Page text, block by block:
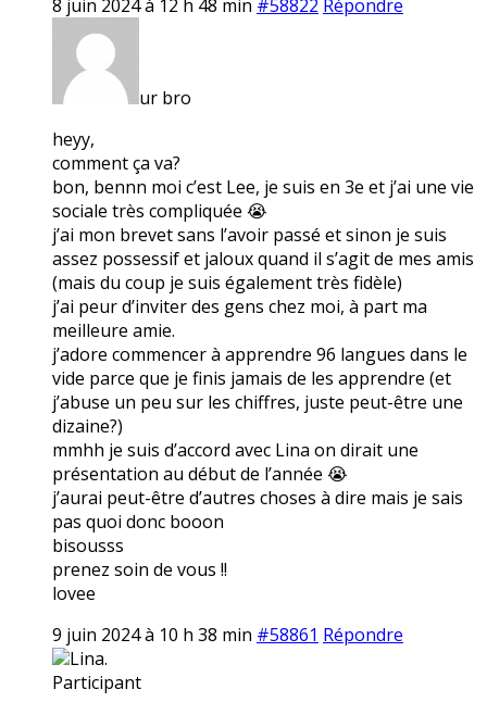
8 juin 2024 à 12 h 48 min #58822 Répondre
ur bro
heyy,
comment ça va?
bon, bennn moi c’est Lee, je suis en 3e et j’ai une vie
sociale très compliquée 😭
j’ai mon brevet sans l’avoir passé et sinon je suis
assez possessif et jaloux quand il s’agit de mes amis
(mais du coup je suis également très fidèle)
j’ai peur d’inviter des gens chez moi, à part ma
meilleure amie.
j’adore commencer à apprendre 96 langues dans le
vide parce que je finis jamais de les apprendre (et
j’abuse un peu sur les chiffres, juste peut-être une
dizaine?)
mmhh je suis d’accord avec Lina on dirait une
présentation au début de l’année 😭
j’aurai peut-être d’autres choses à dire mais je sais
pas quoi donc booon
bisousss
prenez soin de vous !!
lovee
9 juin 2024 à 10 h 38 min #58861 Répondre
Lina.
Participant